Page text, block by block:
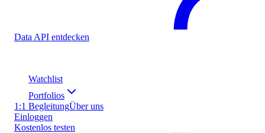
Data API entdecken
Watchlist
Portfolios
1:1 BegleitungÜber uns
Einloggen
Kostenlos testen